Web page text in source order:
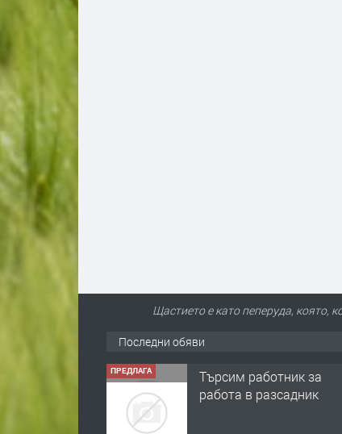
Щастието е като пеперуда, която,
Последни обяви
ПРЕДЛАГА
Търсим работник за
работа в разсадник